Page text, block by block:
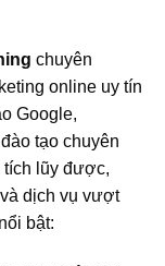
chuyên
online uy tín
Google,
tạo chuyên
tích lũy được,
dịch vụ vượt
bật: